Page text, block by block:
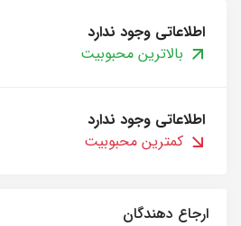
اطلاعاتی وجود ندارد
بالاترین محبوبیت
اطلاعاتی وجود ندارد
کمترین محبوبیت
ارجاع دهندگان